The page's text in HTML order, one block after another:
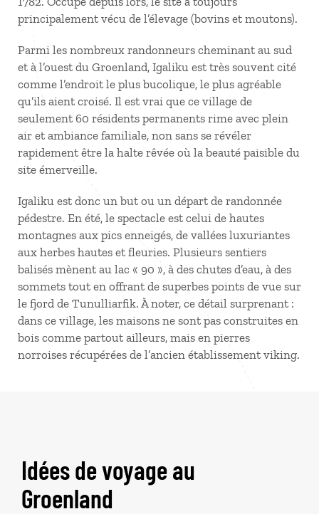
principalement vécu de l’élevage (bovins et moutons).
Parmi les nombreux randonneurs cheminant au sud
et à l’ouest du Groenland, Igaliku est très souvent cité
comme l’endroit le plus bucolique, le plus agréable
qu’ils aient croisé. Il est vrai que ce village de
seulement 60 résidents permanents rime avec plein
air et ambiance familiale, non sans se révéler
rapidement être la halte rêvée où la beauté paisible du
site émerveille.
Igaliku est donc un but ou un départ de randonnée
pédestre. En été, le spectacle est celui de hautes
montagnes aux pics enneigés, de vallées luxuriantes
aux herbes hautes et fleuries. Plusieurs sentiers
balisés mènent au lac « 90 », à des chutes d’eau, à des
sommets tout en offrant de superbes points de vue sur
le fjord de Tunulliarfik. À noter, ce détail surprenant :
dans ce village, les maisons ne sont pas construites en
bois comme partout ailleurs, mais en pierres
norroises récupérées de l’ancien établissement viking.
Idées de voyage au
Groenland